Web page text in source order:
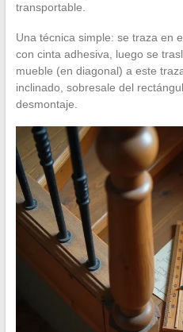
transportable.
Una técnica simple: se traza en
con cinta adhesiva, luego se
mueble (en diagonal) a este
inclinado, sobresale del
desmontaje.